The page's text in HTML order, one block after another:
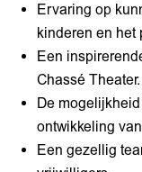
Ervaring op
kinderen en het
Een
Chassé Theater.
De
ontwikkeling
Een gezellig